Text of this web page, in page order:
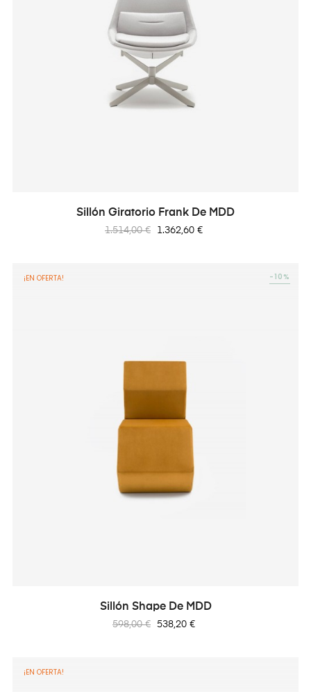
Sillón Giratorio Frank De MDD
Precio
1.514,00 € Precio
1.362,60 €
¡EN OFERTA!
Sillón Shape De MDD
Precio
598,00 €
-10%
Precio
538,20 €
¡EN OFERTA!